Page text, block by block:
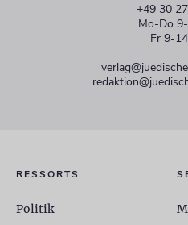
+49 30
Mo-Do
Fr 9-
RESSORTS
Politik